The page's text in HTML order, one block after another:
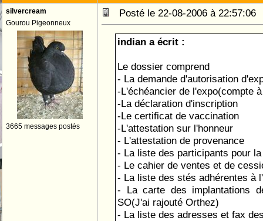
silvercream
Gourou Pigeonneux
3665 messages postés
Posté le 22-08-2006 à
indian a écrit :
Le dossier comprend
- La demande d'autorisation
-L'échéancier de l'expo(compte
-La déclaration d'inscription
-Le certificat de vaccination
-L'attestation sur l'honneur
- L'attestation de provenance
- La liste des participants pour
- Le cahier de ventes et de
- La liste des stés adhérentes à
- La carte des implantations
SO(J'ai rajouté Orthez)
- La liste des adresses et fax